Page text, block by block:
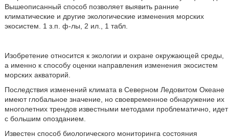
Вышеописанный способ позволяет выявить ранние
климатические и другие экологические изменения морских
экосистем. 1 з.п. ф-лы, 2 ил., 1 табл.
Изобретение относится к экологии и охране окружающей среды,
а именно к способу оценки направления изменения экосистем
морских акваторий.
Последствия изменений климата в Северном Ледовитом Океане
имеют глобальное значение, но своевременное обнаружение их
многолетних трендов известными методами проблематично, идет
с большим опозданием.
Известен способ биологического мониторинга состояния